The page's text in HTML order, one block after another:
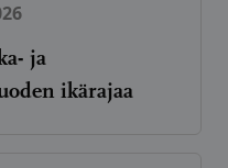
ja
ikärajaa